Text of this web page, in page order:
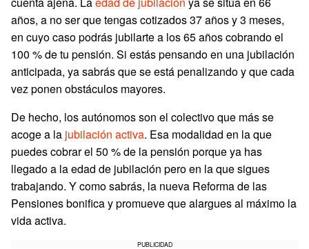
años, a no ser que tengas cotizados 37 años y 3 meses,
en cuyo caso podrás jubilarte a los 65 años cobrando el
100 % de tu pensión. Si estás pensando en una jubilación
anticipada, ya sabrás que se está penalizando y que cada
vez ponen obstáculos mayores.
De hecho, los autónomos son el colectivo que más se
acoge a la jubilación activa. Esa modalidad en la que
puedes cobrar el 50 % de la pensión porque ya has
llegado a la edad de jubilación pero en la que sigues
trabajando. Y como sabrás, la nueva Reforma de las
Pensiones bonifica y promueve que alargues al máximo la
vida activa.
PUBLICIDAD